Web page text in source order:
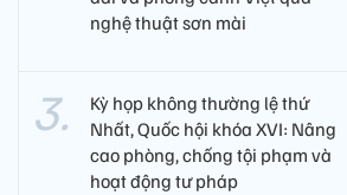
nghệ thuật sơn mài
Kỳ họp không thường lệ thứ
Nhất, Quốc hội khóa XVI: Nâng
cao phòng, chống tội phạm và
hoạt động tư pháp